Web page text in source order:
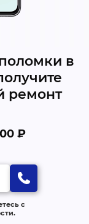
в
ремонт
₽
с